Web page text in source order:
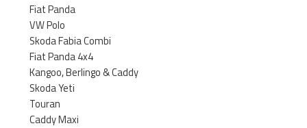
Fiat Panda
VW Polo
Skoda Fabia Combi
Fiat Panda 4x4
Kangoo, Berlingo & Caddy
Skoda Yeti
Touran
Caddy Maxi